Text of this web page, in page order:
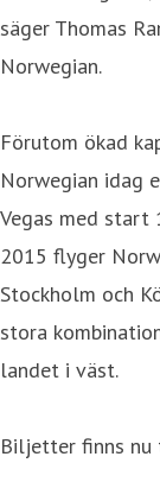
säger Thomas
Norwegian.
Förutom ökad
Norwegian idag
Vegas med start
2015 flyger
Stockholm och
stora
landet i väst.
Biljetter finns